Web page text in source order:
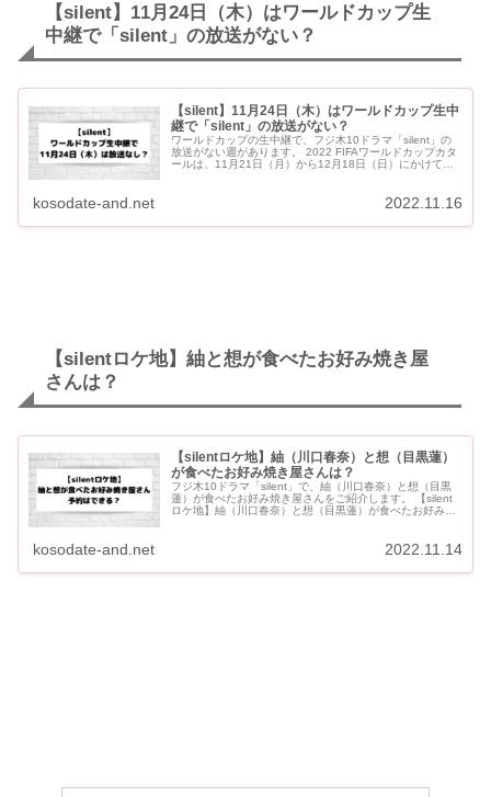
【silent】11月24日（木）はワールドカップ生
中継で「silent」の放送がない？
【silent】11月24日（木）はワールドカップ生中
継で「silent」の放送がない？
ワールドカップの生中継で、フジ木10ドラマ「silent」の
放送がない週があります。 2022 FIFAワールドカップカタ
ールは、11月21日（月）から12月18日（日）にかけて開
kosodate-and.net 2022.11.16
【silentロケ地】紬と想が食べたお好み焼き屋
さんは？
【silentロケ地】紬（川口春奈）と想（目黒蓮）
が食べたお好み焼き屋さんは？
フジ木10ドラマ「silent」で、紬（川口春奈）と想（目黒
蓮）が食べたお好み焼き屋さんをご紹介します。 【silent
ロケ地】紬（川口春奈）と想（目黒蓮）が食べたお好み焼
kosodate-and.net 2022.11.14